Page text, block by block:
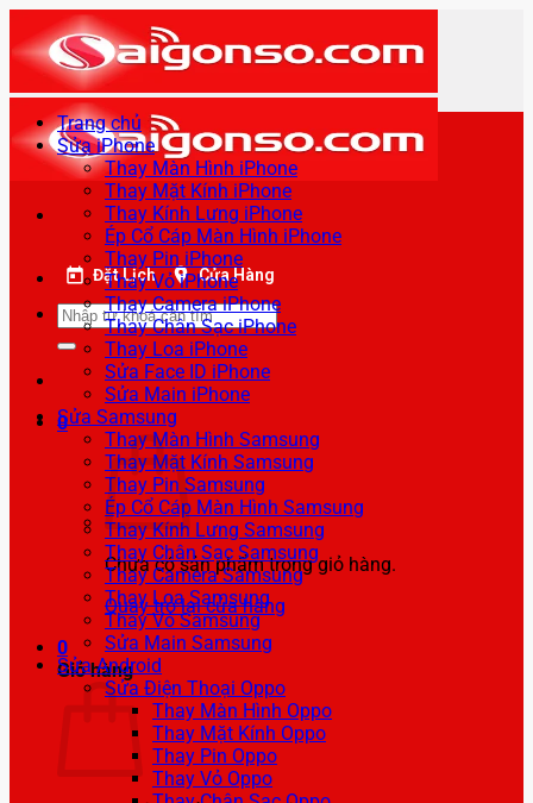
qua
nội
dung
Đặt Lịch Cửa Hàng
Tìm
kiếm:
0
Chưa có sản phẩm trong giỏ hàng.
Quay trở lại cửa hàng
0
Giỏ hàng
Trang chủ
Sửa iPhone
Thay Màn Hình iPhone
Thay Mặt Kính iPhone
Thay Kính Lưng iPhone
Ép Cổ Cáp Màn Hình iPhone
Thay Pin iPhone
Thay Vỏ iPhone
Thay Camera iPhone
Thay Chân Sạc iPhone
Thay Loa iPhone
Sửa Face ID iPhone
Sửa Main iPhone
Sửa Samsung
Thay Màn Hình Samsung
Thay Mặt Kính Samsung
Thay Pin Samsung
Ép Cổ Cáp Màn Hình Samsung
Thay Kính Lưng Samsung
Thay Chân Sạc Samsung
Thay Camera Samsung
Thay Loa Samsung
Thay Vỏ Samsung
Sửa Main Samsung
Sửa Android
Sửa Điện Thoại Oppo
Thay Màn Hình Oppo
Thay Mặt Kính Oppo
Thay Pin Oppo
Thay Vỏ Oppo